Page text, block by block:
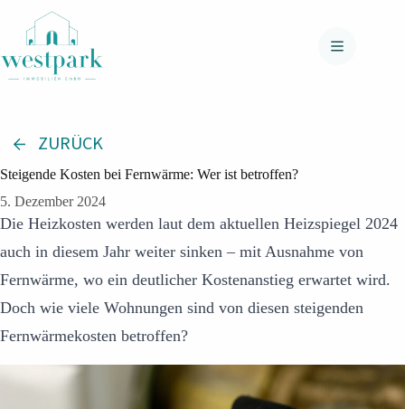
springen
ZURÜCK
Steigende Kosten bei Fernwärme: Wer ist betroffen?
5. Dezember 2024
Die Heizkosten werden laut dem aktuellen Heizspiegel 2024
auch in diesem Jahr weiter sinken – mit Ausnahme von
Fernwärme, wo ein deutlicher Kostenanstieg erwartet wird.
Doch wie viele Wohnungen sind von diesen steigenden
Fernwärmekosten betroffen?